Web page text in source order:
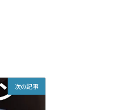
次の記事